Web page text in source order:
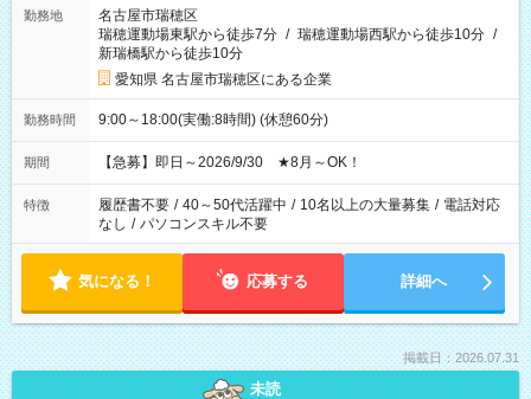
勤務地
名古屋市瑞穂区
瑞穂運動場東駅から徒歩7分 / 瑞穂運動場西駅から徒歩10分 /
新瑞橋駅から徒歩10分
愛知県 名古屋市瑞穂区にある企業
勤務時間 9:00～18:00(実働:8時間) (休憩60分)
期間 【急募】即日～2026/9/30 ★8月～OK！
特徴 履歴書不要 / 40～50代活躍中 / 10名以上の大量募集 / 電話対応
なし / パソコンスキル不要
気になる！ 応募する 詳細へ
掲載日：2026.07.31
未読